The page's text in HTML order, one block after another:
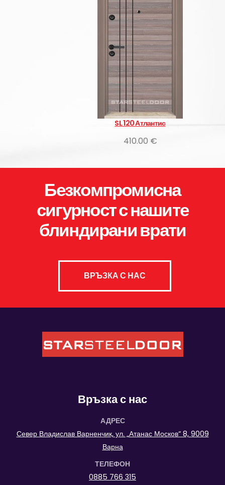
SL 120 Атлантис
410.00 €
Безкомпромисна
сигурност с нашите
блиндирани врати
ВРЪЗКА С НАС
Връзка с нас
АДРЕС
Север Владислав Варненчик, ул. „Атанас Москов“ 8, 9009
Варна
ТЕЛЕФОН
0885 766 315